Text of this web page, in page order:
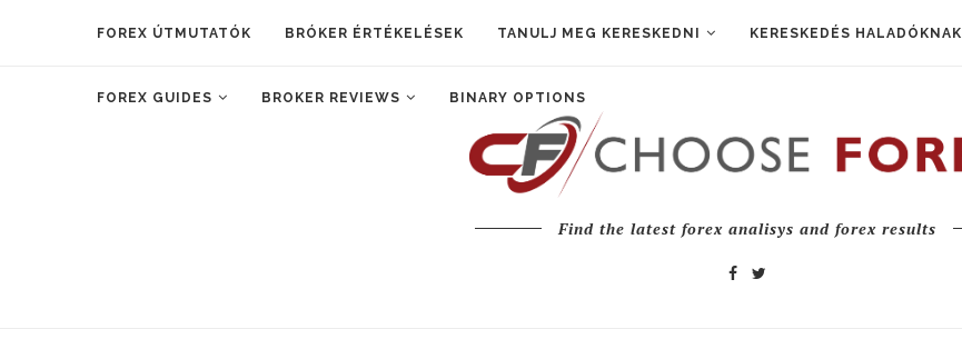
FOREX ÚTMUTATÓK BRÓKER ÉRTÉKELÉSEK TANULJ MEG KERESKEDNI KERESKEDÉS HALADÓKNAK
FOREX GUIDES BROKER REVIEWS BINARY OPTIONS
Find the latest forex analisys and forex results